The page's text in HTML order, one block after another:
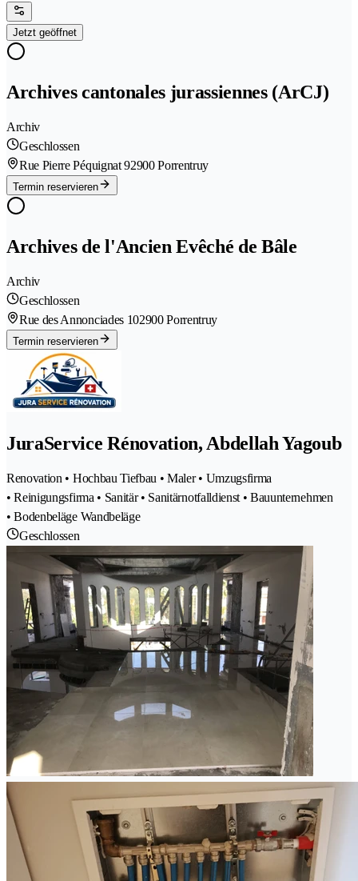
Jetzt geöffnet
Archives cantonales jurassiennes (ArCJ)
Archiv
Geschlossen
Rue Pierre Péquignat 92900 Porrentruy
Termin reservieren
Archives de l'Ancien Evêché de Bâle
Archiv
Geschlossen
Rue des Annonciades 102900 Porrentruy
Termin reservieren
JuraService Rénovation, Abdellah Yagoub
Renovation • Hochbau Tiefbau • Maler • Umzugsfirma
• Reinigungsfirma • Sanitär • Sanitärnotfalldienst • Bauunternehmen
• Bodenbeläge Wandbeläge
Geschlossen